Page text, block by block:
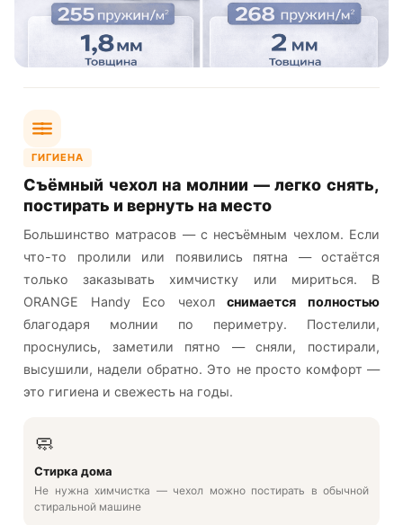
ГИГИЕНА
Съёмный чехол на молнии — легко снять,
постирать и вернуть на место
Большинство матрасов — с несъёмным чехлом. Если
что-то пролили или появились пятна — остаётся
только заказывать химчистку или мириться. В
ORANGE Handy Eco чехолснимается полностью
благодаря молнии по периметру. Постелили,
проснулись, заметили пятно — сняли, постирали,
высушили, надели обратно. Это не просто комфорт —
это гигиена и свежесть на годы.
🧼
Стирка дома
Не нужна химчистка — чехол можно постирать в обычной
стиральной машине